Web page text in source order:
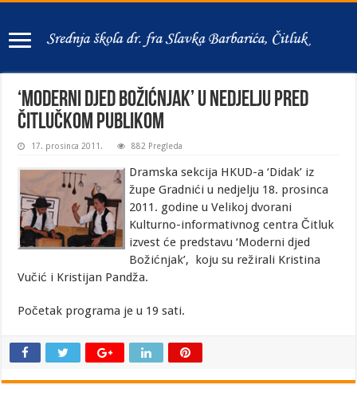
‘Moderni djed Božićnjak’ u nedjelju pred
čitlučkom publikom
17. prosinca 2011. 882 Pregleda
Dramska sekcija HKUD-a ‘Didak’ iz
župe Gradnići u nedjelju 18. prosinca
2011. godine u Velikoj dvorani
Kulturno-informativnog centra Čitluk
izvest će predstavu ‘Moderni djed
Božićnjak’, koju su režirali Kristina
Vučić i Kristijan Pandža.
Početak programa je u 19 sati.